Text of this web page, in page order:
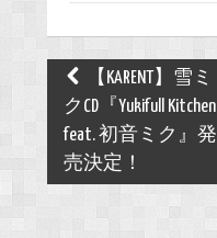
Post
navigation
【KARENT】雪ミ
クCD『Yukifull Kitchen
feat. 初音ミク』発
売決定！